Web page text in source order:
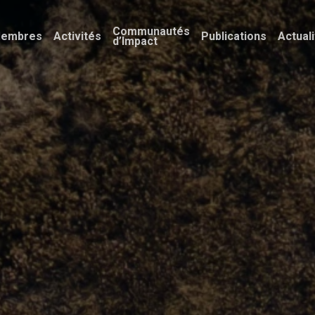
Activités Communautés
d’Impact Publications